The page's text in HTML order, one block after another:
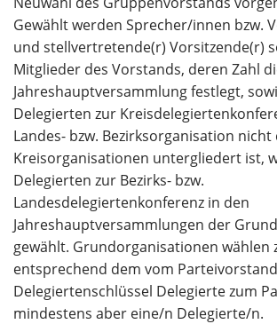
Gewählt werden Sprecher/innen bzw.
und stellvertretende(r) Vorsitzende(r)
Mitglieder des Vorstands, deren Zahl
Jahreshauptversammlung festlegt,
Delegierten zur
Landes- bzw. Bezirksorganisation
Kreisorganisationen untergliedert ist,
Delegierten zur Bezirks- bzw.
Landesdelegiertenkonferenz in den
Jahreshauptversammlungen der
gewählt. Grundorganisationen wählen
entsprechend dem vom
Delegiertenschlüssel Delegierte zum
mindestens aber eine/n Delegierte/n.